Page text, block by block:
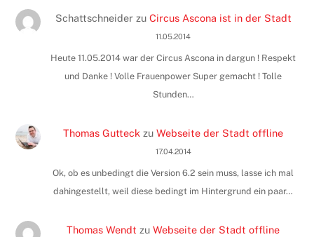
Schattschneider zu Circus Ascona ist in der Stadt
11.05.2014
Heute 11.05.2014 war der Circus Ascona in dargun ! Respekt
und Danke ! Volle Frauenpower Super gemacht ! Tolle
Stunden…
Thomas Gutteck zuWebseite der Stadt offline
17.04.2014
Ok, ob es unbedingt die Version 6.2 sein muss, lasse ich mal
dahingestellt, weil diese bedingt im Hintergrund ein paar…
Thomas Wendt zuWebseite der Stadt offline